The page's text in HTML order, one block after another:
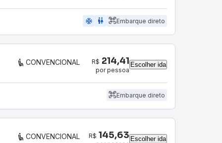
ac_unit wc Embarque direto
CONVENCIONAL R$ 214,41
por pessoa
Escolher ida
Embarque direto
CONVENCIONAL R$ 145,63 Escolher ida